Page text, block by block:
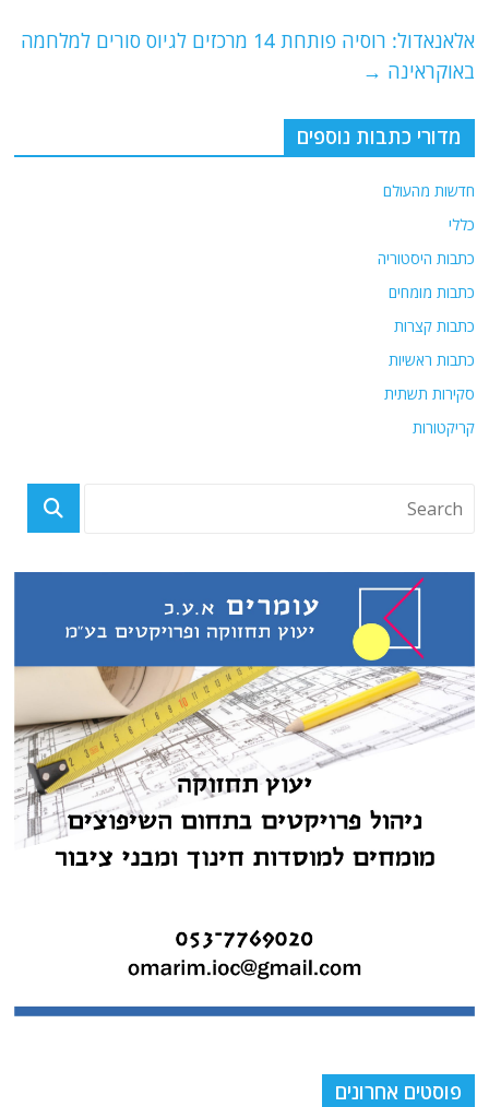
p
o
אלאנאדול: רוסיה פותחת 14 מרכזים לגיוס סורים למלחמה
באוקראינה →
מדורי כתבות נוספים
חדשות מהעולם
כללי
כתבות היסטוריה
כתבות מומחים
כתבות קצרות
כתבות ראשיות
סקירות תשתית
קריקטורות
פוסטים אחרונים